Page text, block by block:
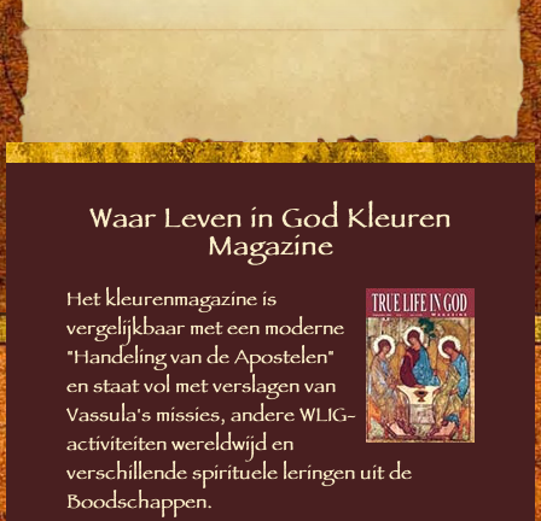
Waar Leven in God Kleuren
Magazine
Het kleurenmagazine is
vergelijkbaar met een moderne
"Handeling van de Apostelen"
en staat vol met verslagen van
Vassula's missies, andere WLIG-
activiteiten wereldwijd en
verschillende spirituele leringen uit de
Boodschappen.